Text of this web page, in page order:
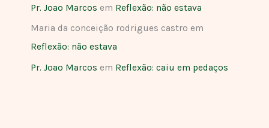
Pr. Joao Marcos em Reflexão: não estava
Maria da conceição rodrigues castro em
Reflexão: não estava
Pr. Joao Marcos em Reflexão: caiu em pedaços